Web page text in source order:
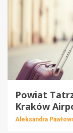
Powiat
Kraków
Aleksandra